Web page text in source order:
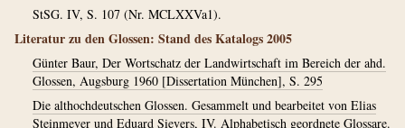
StSG. IV, S. 107 (Nr. MCLXXVa1).
Literatur zu den Glossen: Stand des Katalogs 2005
Günter Baur, Der Wortschatz der Landwirtschaft im Bereich der ahd.
Glossen, Augsburg 1960 [Dissertation München], S. 295
Die althochdeutschen Glossen. Gesammelt und bearbeitet von Elias
Steinmeyer und Eduard Sievers, IV. Alphabetisch geordnete Glossare.